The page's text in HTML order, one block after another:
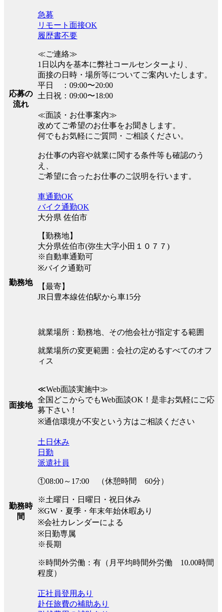
応募の
流れ
急募
リモート面接OK
履歴書不要
≪ご連絡≫
1日以内を基本に弊社コールセンターより、
面接の日時・場所等についてご案内いたします。
平日 ：09:00〜20:00
土日祝：09:00〜18:00
≪面談・お仕事案内≫
改めてご希望のお仕事をお聞きします。
何でもお気軽にご質問・ご相談ください。
お仕事の内容や就業に関する条件等も確認のう
え、
ご希望に合ったお仕事のご説明を行います。
勤務地
車通勤OK
バイク通勤OK
大分県 佐伯市
【勤務地】
大分県佐伯市(弥生大字小田１０７７)
※自動車通勤可
※バイク通勤可
【最寄】
JR日豊本線佐伯駅から車15分
就業場所：勤務地、その他会社が指定する範囲
就業場所の変更範囲：会社の定めるすべてのオフ
ィス
面接地
≪Web面談実施中≫
全国どこからでもWeb面談OK！是非お気軽にご応
募下さい！
※通信環境が不安という方はご相談ください
勤務時
間
土日休み
日勤
派遣社員
①08:00～17:00 （休憩時間 60分）
※土曜日・日曜日・祝日休み
※GW・夏季・年末年始休暇あり
※会社カレンダーによる
※日勤専属
※長期
※時間外労働：有（月平均時間外労働 10.00時間
程度）
正社員登用あり
赴任旅費の補助あり